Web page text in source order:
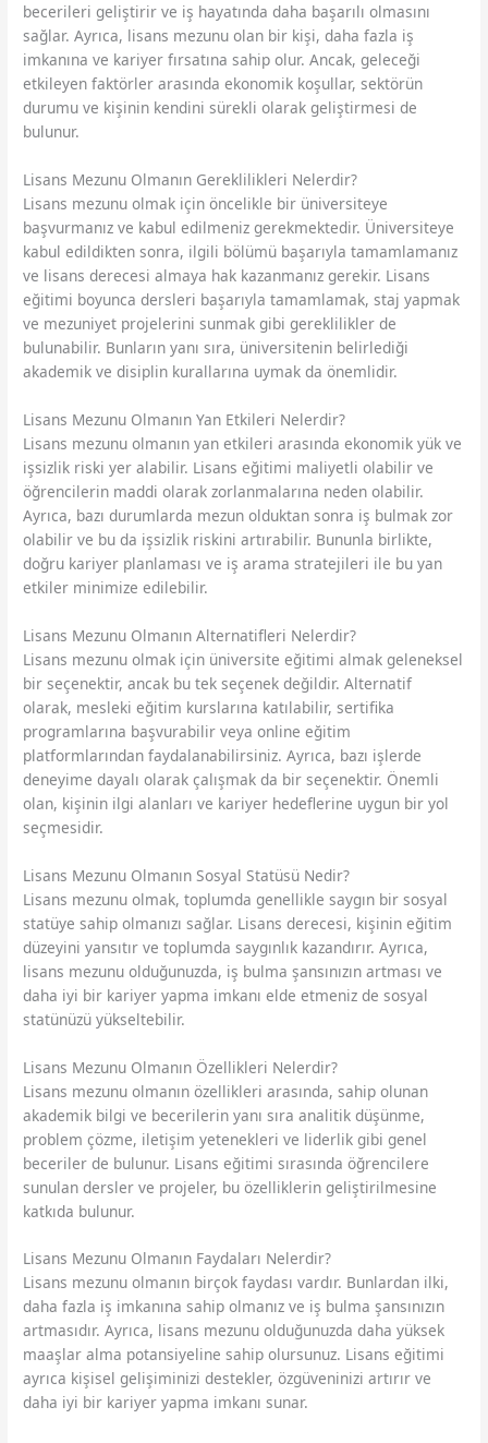
becerileri geliştirir ve iş hayatında daha başarılı olmasını
sağlar. Ayrıca, lisans mezunu olan bir kişi, daha fazla iş
imkanına ve kariyer fırsatına sahip olur. Ancak, geleceği
etkileyen faktörler arasında ekonomik koşullar, sektörün
durumu ve kişinin kendini sürekli olarak geliştirmesi de
bulunur.
Lisans Mezunu Olmanın Gereklilikleri Nelerdir?
Lisans mezunu olmak için öncelikle bir üniversiteye
başvurmanız ve kabul edilmeniz gerekmektedir. Üniversiteye
kabul edildikten sonra, ilgili bölümü başarıyla tamamlamanız
ve lisans derecesi almaya hak kazanmanız gerekir. Lisans
eğitimi boyunca dersleri başarıyla tamamlamak, staj yapmak
ve mezuniyet projelerini sunmak gibi gereklilikler de
bulunabilir. Bunların yanı sıra, üniversitenin belirlediği
akademik ve disiplin kurallarına uymak da önemlidir.
Lisans Mezunu Olmanın Yan Etkileri Nelerdir?
Lisans mezunu olmanın yan etkileri arasında ekonomik yük ve
işsizlik riski yer alabilir. Lisans eğitimi maliyetli olabilir ve
öğrencilerin maddi olarak zorlanmalarına neden olabilir.
Ayrıca, bazı durumlarda mezun olduktan sonra iş bulmak zor
olabilir ve bu da işsizlik riskini artırabilir. Bununla birlikte,
doğru kariyer planlaması ve iş arama stratejileri ile bu yan
etkiler minimize edilebilir.
Lisans Mezunu Olmanın Alternatifleri Nelerdir?
Lisans mezunu olmak için üniversite eğitimi almak geleneksel
bir seçenektir, ancak bu tek seçenek değildir. Alternatif
olarak, mesleki eğitim kurslarına katılabilir, sertifika
programlarına başvurabilir veya online eğitim
platformlarından faydalanabilirsiniz. Ayrıca, bazı işlerde
deneyime dayalı olarak çalışmak da bir seçenektir. Önemli
olan, kişinin ilgi alanları ve kariyer hedeflerine uygun bir yol
seçmesidir.
Lisans Mezunu Olmanın Sosyal Statüsü Nedir?
Lisans mezunu olmak, toplumda genellikle saygın bir sosyal
statüye sahip olmanızı sağlar. Lisans derecesi, kişinin eğitim
düzeyini yansıtır ve toplumda saygınlık kazandırır. Ayrıca,
lisans mezunu olduğunuzda, iş bulma şansınızın artması ve
daha iyi bir kariyer yapma imkanı elde etmeniz de sosyal
statünüzü yükseltebilir.
Lisans Mezunu Olmanın Özellikleri Nelerdir?
Lisans mezunu olmanın özellikleri arasında, sahip olunan
akademik bilgi ve becerilerin yanı sıra analitik düşünme,
problem çözme, iletişim yetenekleri ve liderlik gibi genel
beceriler de bulunur. Lisans eğitimi sırasında öğrencilere
sunulan dersler ve projeler, bu özelliklerin geliştirilmesine
katkıda bulunur.
Lisans Mezunu Olmanın Faydaları Nelerdir?
Lisans mezunu olmanın birçok faydası vardır. Bunlardan ilki,
daha fazla iş imkanına sahip olmanız ve iş bulma şansınızın
artmasıdır. Ayrıca, lisans mezunu olduğunuzda daha yüksek
maaşlar alma potansiyeline sahip olursunuz. Lisans eğitimi
ayrıca kişisel gelişiminizi destekler, özgüveninizi artırır ve
daha iyi bir kariyer yapma imkanı sunar.